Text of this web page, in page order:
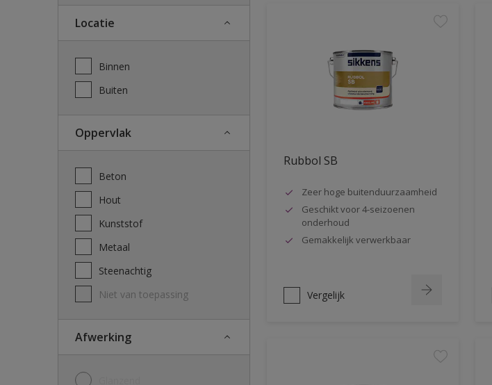
Locatie
Binnen
Buiten
Oppervlak
Beton
Hout
Kunststof
Metaal
Steenachtig
Niet van toepassing
Afwerking
Rubbol SB
Zeer hoge buitenduurzaamheid
Geschikt voor 4-seizoenen
onderhoud
Gemakkelijk verwerkbaar
Vergelijk